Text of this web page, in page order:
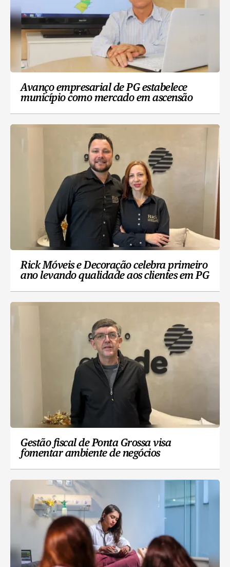
Avanço empresarial de PG estabelece
município como mercado em ascensão
Rick Móveis e Decoração celebra primeiro
ano levando qualidade aos clientes em PG
Gestão fiscal de Ponta Grossa visa
fomentar ambiente de negócios